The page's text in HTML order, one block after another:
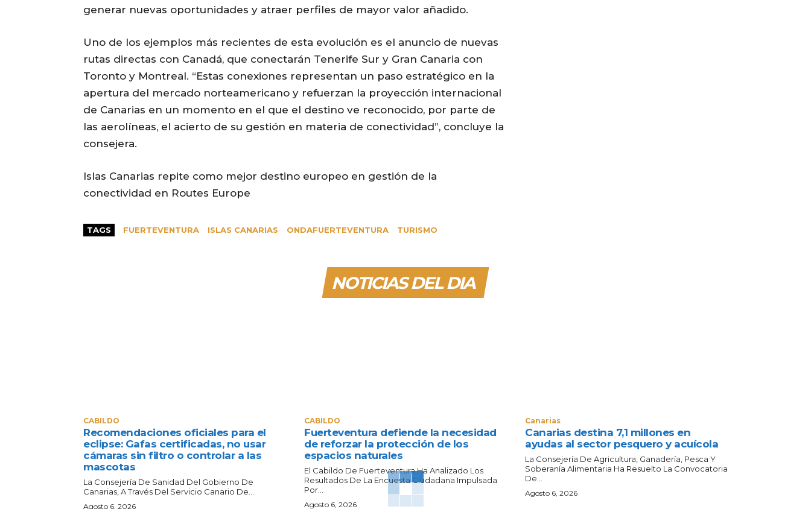
generar nuevas oportunidades y atraer perfiles de mayor valor añadido.
Uno de los ejemplos más recientes de esta evolución es el anuncio de nuevas
rutas directas con Canadá, que conectarán Tenerife Sur y Gran Canaria con
Toronto y Montreal. “Estas conexiones representan un paso estratégico en la
apertura del mercado norteamericano y refuerzan la proyección internacional
de Canarias en un momento en el que el destino ve reconocido, por parte de
las aerolíneas, el acierto de su gestión en materia de conectividad”, concluye la
consejera.
Islas Canarias repite como mejor destino europeo en gestión de la
conectividad en Routes Europe
TAGS FUERTEVENTURA ISLAS CANARIAS ONDAFUERTEVENTURA TURISMO
NOTICIAS DEL DIA
CABILDO
Recomendaciones oficiales para el
eclipse: Gafas certificadas, no usar
cámaras sin filtro o controlar a las
mascotas
La Consejería De Sanidad Del Gobierno De
Canarias, A Través Del Servicio Canario De...
Agosto 6, 2026
CABILDO
Fuerteventura defiende la necesidad
de reforzar la protección de los
espacios naturales
El Cabildo De Fuerteventura Ha Analizado Los
Resultados De La Encuesta Ciudadana Impulsada
Por...
Agosto 6, 2026
Canarias
Canarias destina 7,1 millones en
ayudas al sector pesquero y acuícola
La Consejería De Agricultura, Ganadería, Pesca Y
Soberanía Alimentaria Ha Resuelto La Convocatoria
De...
Agosto 6, 2026